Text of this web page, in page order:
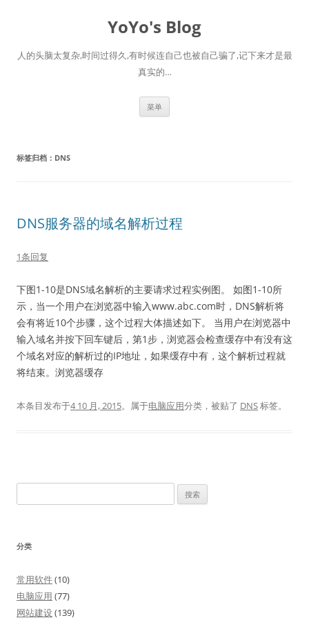
YoYo's Blog
人的头脑太复杂,时间过得久,有时候连自己也被自己骗了,记下来才是最
真实的…
菜单
标签归档： DNS
DNS服务器的域名解析过程
1条回复
下图1-10是DNS域名解析的主要请求过程实例图。 如图1-10所
示，当一个用户在浏览器中输入www.abc.com时，DNS解析将
会有将近10个步骤，这个过程大体描述如下。 当用户在浏览器中
输入域名并按下回车键后，第1步，浏览器会检查缓存中有没有这
个域名对应的解析过的IP地址，如果缓存中有，这个解析过程就
将结束。浏览器缓存
本条目发布于4 10 月, 2015。属于电脑应用分类，被贴了 DNS标签。
索：
分类
常用软件(10)
电脑应用 (77)
网站建设(139)